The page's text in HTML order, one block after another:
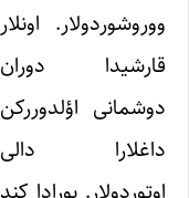
ووروشوردولار. اونلار
قارشیدا دوران
دوشمانی اؤلدوررکن
داغلارا دالی